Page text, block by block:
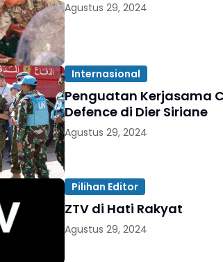
Agustus 29, 2024
Internasional
Penguatan Kerjasama
Defence di Dier Siriane
Agustus 29, 2024
Pilihan Editor
ZTV di Hati Rakyat
Agustus 29, 2024